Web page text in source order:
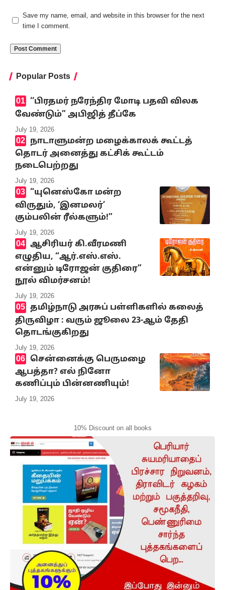
Save my name, email, and website in this browser for the next
time I comment.
Popular Posts
‘‘பிரதமர் நரேந்திர மோடி பதவி விலக
வேண்டும்” அபிஜித் தீப்கே
July 19, 2026
நாடாளுமன்ற மழைக்காலக் கூட்டத்
தொடர் அனைத்து கட்சிக் கூட்டம்
நடைபெற்றது
July 19, 2026
“யுனெஸ்கோ மன்ற
விருதும், ‘இனமலர்’
கும்பலின் ரீல்களும்!”
July 19, 2026
ஆசிரியர் கி.வீரமணி
எழுதிய, “ஆர்.எஸ்.எஸ்.
என்னும் டிரோஜன் குதிரை”
நூல் விமர்சனம்!
July 19, 2026
தமிழ்நாடு அரசுப் பள்ளிகளில் கலைத்
திருவிழா : வரும் ஜூலை 23-ஆம் தேதி
தொடங்குகிறது
July 19, 2026
சென்னைக்கு பெருமழை
ஆபத்தா? எல் நினோ
கணிப்பும் பின்னணியும்!
July 19, 2026
10% Discount on all books